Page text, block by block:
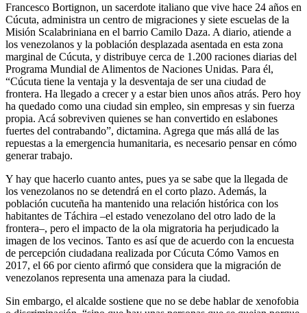
Francesco Bortignon, un sacerdote italiano que vive hace 24 años en
Cúcuta, administra un centro de migraciones y siete escuelas de la
Misión Scalabriniana en el barrio Camilo Daza. A diario, atiende a
los venezolanos y la población desplazada asentada en esta zona
marginal de Cúcuta, y distribuye cerca de 1.200 raciones diarias del
Programa Mundial de Alimentos de Naciones Unidas. Para él,
“Cúcuta tiene la ventaja y la desventaja de ser una ciudad de
frontera. Ha llegado a crecer y a estar bien unos años atrás. Pero hoy
ha quedado como una ciudad sin empleo, sin empresas y sin fuerza
propia. Acá sobreviven quienes se han convertido en eslabones
fuertes del contrabando”, dictamina. Agrega que más allá de las
repuestas a la emergencia humanitaria, es necesario pensar en cómo
generar trabajo.
Y hay que hacerlo cuanto antes, pues ya se sabe que la llegada de
los venezolanos no se detendrá en el corto plazo. Además, la
población cucuteña ha mantenido una relación histórica con los
habitantes de Táchira –el estado venezolano del otro lado de la
frontera–, pero el impacto de la ola migratoria ha perjudicado la
imagen de los vecinos. Tanto es así que de acuerdo con la encuesta
de percepción ciudadana realizada por Cúcuta Cómo Vamos en
2017, el 66 por ciento afirmó que considera que la migración de
venezolanos representa una amenaza para la ciudad.
Sin embargo, el alcalde sostiene que no se debe hablar de xenofobia